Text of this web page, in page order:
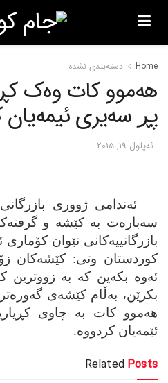
Home دسته‌بندی نشده
هه‌موو کات وه‌ک
پڕ سه‌یری ئیمه‌یان
ئه‌یلول 19, 2015
ئه‌ندامی ژووری
سه‌باره‌ت به‌ کێشه‌ و
بازرگانییه‌کانی نێوان
کوردستان وتی: کێشه‌کان
ئه‌وه‌ بکه‌ین که‌ به‌ زووترین
بکرێن، به‌ڵام کێشه‌ی
هه‌موو کات به‌ چاوی
ئێمه‌یان کردووه‌.
Related Posts